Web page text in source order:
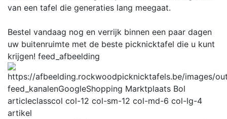
van een tafel die generaties lang meegaat.
Bestel vandaag nog en verrijk binnen een paar dagen
uw buitenruimte met de beste picknicktafel die u kunt
krijgen! feed_afbeelding
feed_kanalenGoogleShopping Marktplaats Bol
articleclasscol col-12 col-sm-12 col-md-6 col-lg-4
artikel